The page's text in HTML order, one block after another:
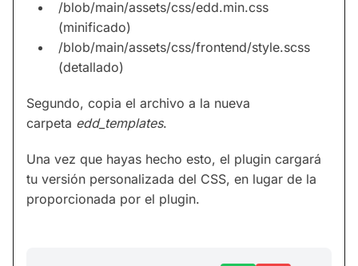
/blob/main/assets/css/edd.min.css
(minificado)
/blob/main/assets/css/frontend/style.scss
(detallado)
Segundo, copia el archivo a la nueva
carpeta edd_templates.
Una vez que hayas hecho esto, el plugin cargará
tu versión personalizada del CSS, en lugar de la
proporcionada por el plugin.